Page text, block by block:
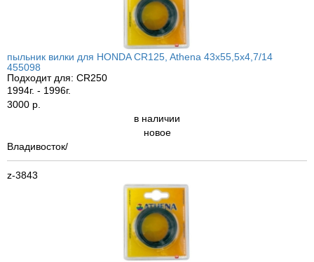
пыльник вилки для HONDA CR125, Athena 43x55,5x4,7/14
455098
Подходит для: CR250
1994г. - 1996г.
3000 р.
в наличии
новое
Владивосток/
z-3843